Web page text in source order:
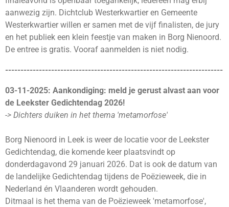
aanwezig zijn. Dichtclub Westerkwartier en Gemeente
Westerkwartier willen er samen met de vijf finalisten, de jury
en het publiek een klein feestje van maken in Borg Nienoord.
De entree is gratis. Vooraf aanmelden is niet nodig.
-----------------------------------------------------------------------
03-11-2025: Aankondiging: meld je gerust alvast aan voor
de Leekster Gedichtendag 2026!
-> Dichters duiken in het thema 'metamorfose'
Borg Nienoord in Leek is weer de locatie voor de Leekster
Gedichtendag, die komende keer plaatsvindt op
donderdagavond 29 januari 2026. Dat is ook de datum van
de landelijke Gedichtendag tijdens de Poëzieweek, die in
Nederland én Vlaanderen wordt gehouden.
Ditmaal is het thema van de Poëzieweek 'metamorfose',